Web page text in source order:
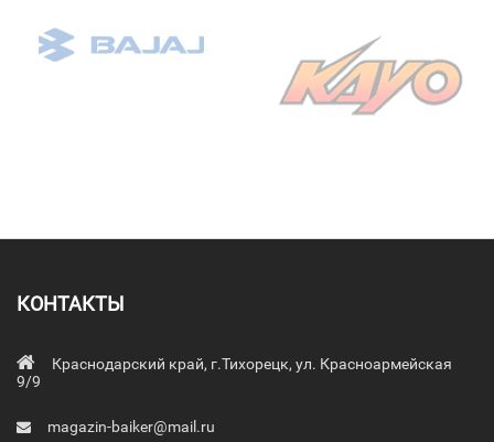
КОНТАКТЫ
Краснодарский край, г.Тихорецк, ул. Красноармейская
9/9
magazin-baiker@mail.ru